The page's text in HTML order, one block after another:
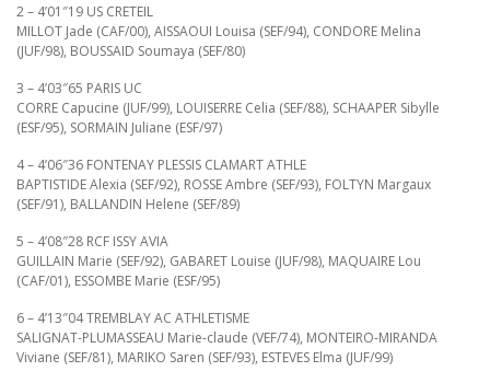
2 – 4’01″19 US CRETEIL
MILLOT Jade (CAF/00), AISSAOUI Louisa (SEF/94), CONDORE Melina
(JUF/98), BOUSSAID Soumaya (SEF/80)
3 – 4’03″65 PARIS UC
CORRE Capucine (JUF/99), LOUISERRE Celia (SEF/88), SCHAAPER Sibylle
(ESF/95), SORMAIN Juliane (ESF/97)
4 – 4’06″36 FONTENAY PLESSIS CLAMART ATHLE
BAPTISTIDE Alexia (SEF/92), ROSSE Ambre (SEF/93), FOLTYN Margaux
(SEF/91), BALLANDIN Helene (SEF/89)
5 – 4’08″28 RCF ISSY AVIA
GUILLAIN Marie (SEF/92), GABARET Louise (JUF/98), MAQUAIRE Lou
(CAF/01), ESSOMBE Marie (ESF/95)
6 – 4’13″04 TREMBLAY AC ATHLETISME
SALIGNAT-PLUMASSEAU Marie-claude (VEF/74), MONTEIRO-MIRANDA
Viviane (SEF/81), MARIKO Saren (SEF/93), ESTEVES Elma (JUF/99)